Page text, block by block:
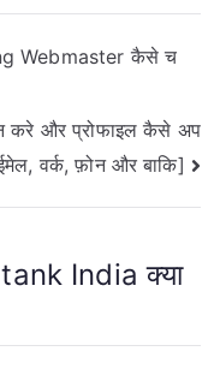
Webmaster कैसे च
और प्रोफाइल कैसे अप
वर्क, फ़ोन और बाकि]
India क्या